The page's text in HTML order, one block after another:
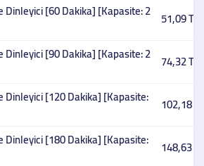
Dinleyici [60 Dakika] [Kapasite: 2 51,09 TL
Dinleyici [90 Dakika] [Kapasite: 2 74,32 TL
Dinleyici [120 Dakika] [Kapasite: 102,18 TL
Dinleyici [180 Dakika] [Kapasite: 148,63 TL